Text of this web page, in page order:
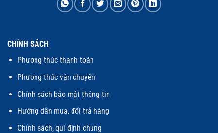
CHÍNH SÁCH
Phương thức thanh toán
Phương thức vận chuyển
Chính sách bảo mật thông tin
Hướng dẫn mua, đổi trả hàng
Chính sách, qui định chung